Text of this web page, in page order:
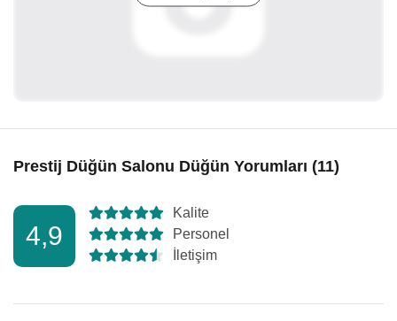
Prestij Düğün Salonu Düğün Yorumları (11)
4,9
Kalite
Personel
İletişim